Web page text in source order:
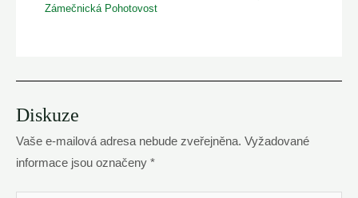
Zámečnická Pohotovost
Diskuze
Vaše e-mailová adresa nebude zveřejněna. Vyžadované
informace jsou označeny *